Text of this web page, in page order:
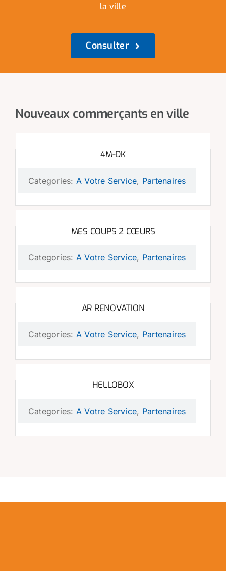
la ville
Consulter
Nouveaux commerçants en ville
4M-DK
Categories: A Votre Service, Partenaires
MES COUPS 2 CŒURS
Categories: A Votre Service, Partenaires
AR RENOVATION
Categories: A Votre Service, Partenaires
HELLOBOX
Categories: A Votre Service, Partenaires